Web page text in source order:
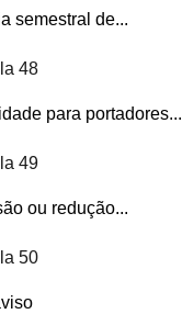
semestral de...
48
para portadores...
49
ou redução...
50